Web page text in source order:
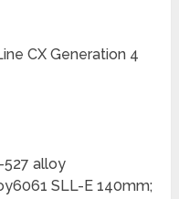
CX Generation 4
527 alloy
SLL-E 140mm;